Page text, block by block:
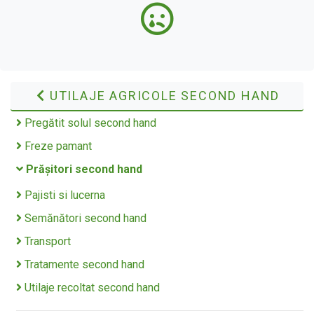
UTILAJE AGRICOLE SECOND HAND
Pregătit solul second hand
Freze pamant
Prășitori second hand
Pajisti si lucerna
Semănători second hand
Transport
Tratamente second hand
Utilaje recoltat second hand